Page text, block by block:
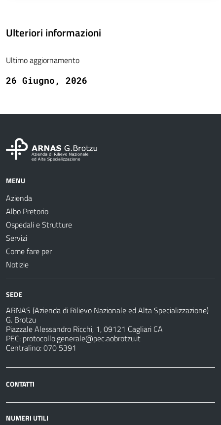
Ulteriori informazioni
Ultimo aggiornamento
26 Giugno, 2026
MENU
Azienda
Albo Pretorio
Ospedali e Strutture
Servizi
Come fare per
Notizie
SEDE
ARNAS (Azienda di Rilievo Nazionale ed Alta Specializzazione)
G. Brotzu
Piazzale Alessandro Ricchi, 1, 09121 Cagliari CA
PEC: protocollo.generale@pec.aobrotzu.it
Centralino: 070 5391
CONTATTI
NUMERI UTILI